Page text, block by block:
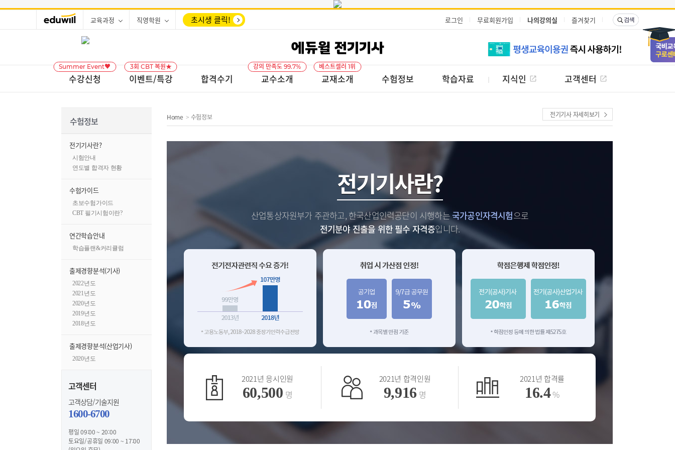
교육과정 직영학원 초시생 클릭! 로그인 무료회원가입 나의강의실 즐겨찾기
에듀윌 전기기사
수강신청
Summer Event♥
이벤트/특강
3회 CBT 복원★
합격수기 교수소개
강의 만족도 99.7%
교재소개
베스트셀러 1위
수험정보 학습자료 지식인 고객센터
수험정보
전기기사란?
시험안내
연도별 합격자 현황
수험가이드
초보수험가이드
CBT 필기시험이란?
연간학습안내
학습플랜&커리큘럼
출제경향분석(기사)
2022년도
2021년도
2020년도
2019년도
2018년도
출제경향분석(산업기사)
2020년도
고객센터
고객상담/기술지원
1600-6700
평일 09:00 ~ 20:00
토요일/공휴일 09:00 ~ 17:00
Home > 수험정보 전기기사 자세히보기
전기기사란?
산업통상자원부가 주관하고, 한국산업인력공단이 시행하는국가공인자격시험으로
전기분야 진출을 위한 필수 자격증입니다.
2021년 응시인원
60,500 명
2021년 합격인원
9,916 명
2021년 합격률
16.4%